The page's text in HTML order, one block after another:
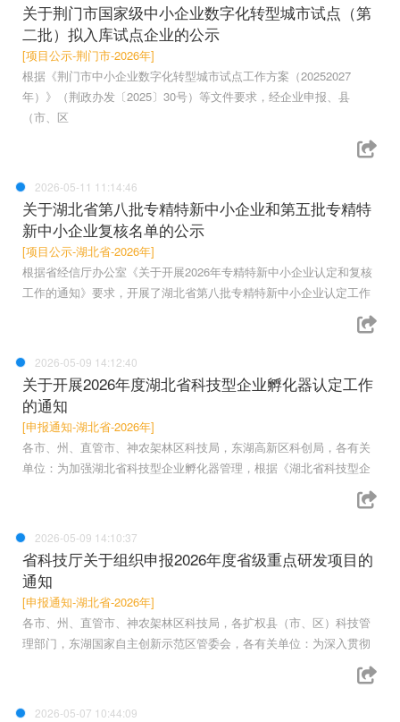
关于荆门市国家级中小企业数字化转型城市试点（第
二批）拟入库试点企业的公示
[项目公示-荆门市-2026年]
根据《荆门市中小企业数字化转型城市试点工作方案（20252027
年）》（荆政办发〔2025〕30号）等文件要求，经企业申报、县
（市、区
2026-05-11 11:14:46
关于湖北省第八批专精特新中小企业和第五批专精特
新中小企业复核名单的公示
[项目公示-湖北省-2026年]
根据省经信厅办公室《关于开展2026年专精特新中小企业认定和复核
工作的通知》要求，开展了湖北省第八批专精特新中小企业认定工作
2026-05-09 14:12:40
关于开展2026年度湖北省科技型企业孵化器认定工作
的通知
[申报通知-湖北省-2026年]
各市、州、直管市、神农架林区科技局，东湖高新区科创局，各有关
单位：为加强湖北省科技型企业孵化器管理，根据《湖北省科技型企
2026-05-09 14:10:37
省科技厅关于组织申报2026年度省级重点研发项目的
通知
[申报通知-湖北省-2026年]
各市、州、直管市、神农架林区科技局，各扩权县（市、区）科技管
理部门，东湖国家自主创新示范区管委会，各有关单位：为深入贯彻
2026-05-07 10:44:09